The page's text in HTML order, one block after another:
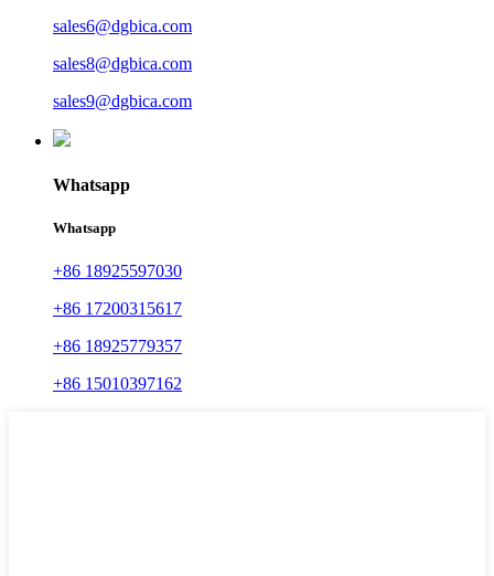
sales6@dgbica.com
sales8@dgbica.com
sales9@dgbica.com
Whatsapp
Whatsapp
+86 18925597030
+86 17200315617
+86 18925779357
+86 15010397162